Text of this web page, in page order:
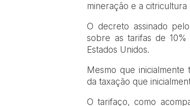
mineração e a
O decreto assinado
sobre as tarifas de
Estados Unidos.
Mesmo que
da taxação que
O tarifaço, como